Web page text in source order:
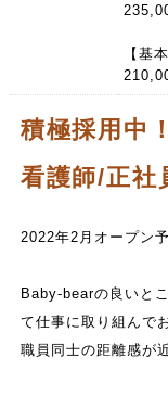
【基
積極採用中
看護師/正社
2022年2月オープン
Baby-bearの良いと
て仕事に取り組んで
職員同士の距離感が